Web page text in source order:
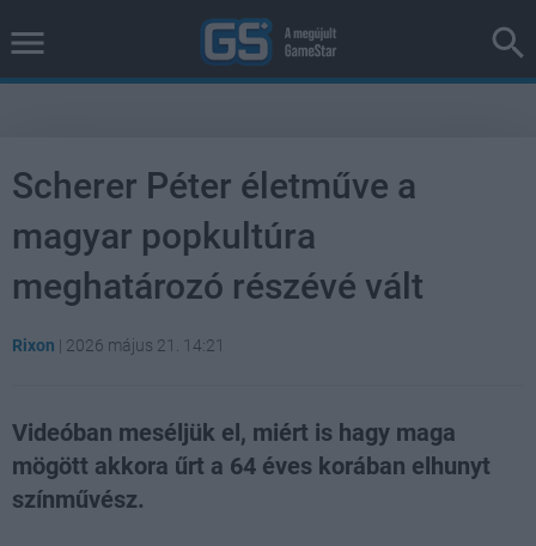
Scherer Péter életműve a
magyar popkultúra
meghatározó részévé vált
Rixon | 2026 május 21. 14:21
Videóban meséljük el, miért is hagy maga
mögött akkora űrt a 64 éves korában elhunyt
színművész.